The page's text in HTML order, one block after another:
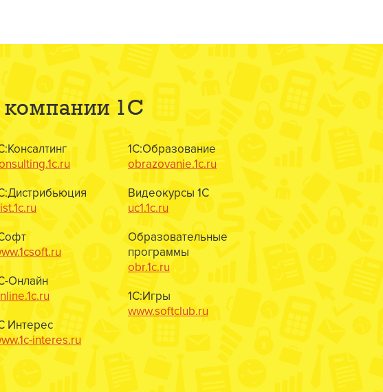
компании 1С
Онлайн
Интерес
interes.ru
1С:Образование
obrazovanie.1c.ru
Видеокурсы 1С
uc1.1c.ru
Образовательные
программы
obr.1c.ru
1С:Игры
www.softclub.ru